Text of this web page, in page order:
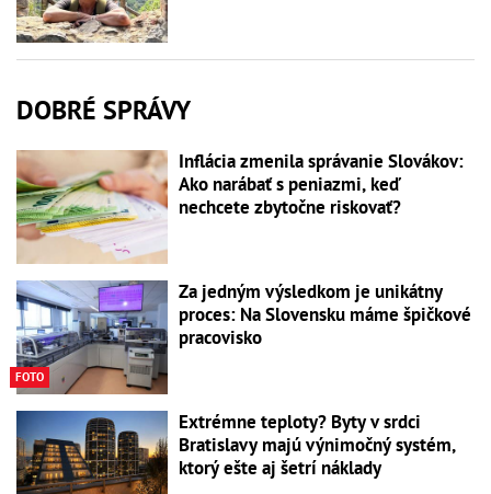
DOBRÉ SPRÁVY
Inflácia zmenila správanie Slovákov:
Ako narábať s peniazmi, keď
nechcete zbytočne riskovať?
FOTO
Za jedným výsledkom je unikátny
proces: Na Slovensku máme špičkové
pracovisko
Extrémne teploty? Byty v srdci
Bratislavy majú výnimočný systém,
ktorý ešte aj šetrí náklady